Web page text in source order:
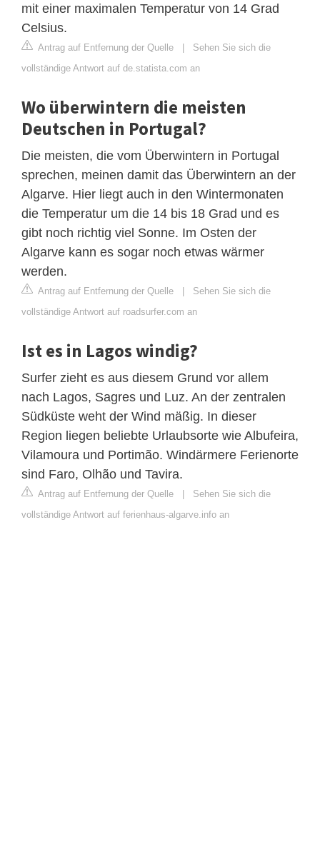
mit einer maximalen Temperatur von 14 Grad
Celsius.
Antrag auf Entfernung der Quelle | Sehen Sie sich die
vollständige Antwort auf de.statista.com an
Wo überwintern die meisten
Deutschen in Portugal?
Die meisten, die vom Überwintern in Portugal
sprechen, meinen damit das Überwintern an der
Algarve. Hier liegt auch in den Wintermonaten
die Temperatur um die 14 bis 18 Grad und es
gibt noch richtig viel Sonne. Im Osten der
Algarve kann es sogar noch etwas wärmer
werden.
Antrag auf Entfernung der Quelle | Sehen Sie sich die
vollständige Antwort auf roadsurfer.com an
Ist es in Lagos windig?
Surfer zieht es aus diesem Grund vor allem
nach Lagos, Sagres und Luz. An der zentralen
Südküste weht der Wind mäßig. In dieser
Region liegen beliebte Urlaubsorte wie Albufeira,
Vilamoura und Portimão. Windärmere Ferienorte
sind Faro, Olhão und Tavira.
Antrag auf Entfernung der Quelle | Sehen Sie sich die
vollständige Antwort auf ferienhaus-algarve.info an